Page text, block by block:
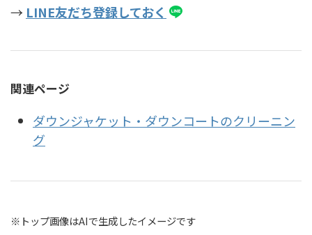
→ LINE友だち登録しておく
関連ページ
ダウンジャケット・ダウンコートのクリーニン
グ
※トップ画像はAIで生成したイメージです